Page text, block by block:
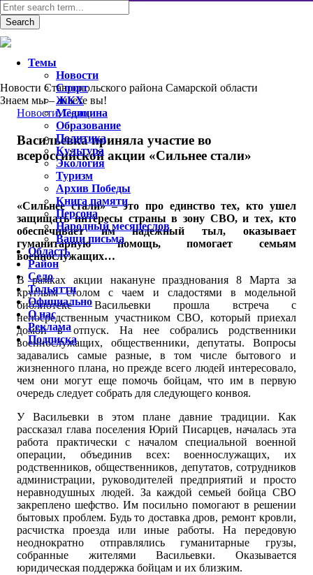
Новости Ставропольского района Самарской области
Знаем мы – знаете вы!
Новости,Село
Васильевка приняла участие во
всероссийской акции «Сильнее стали»
«Сильнее стали» – это про единство тех, кто ушел
защищать интересы страны в зону СВО, и тех, кто
обеспечивает им надежный тыл, оказывает
гуманитарную помощь, помогает семьям
военнослужащих…
В рамках акции накануне празднования 8 Марта за
круглым столом с чаем и сладостями в модельной
библиотеке Васильевки прошла встреча с
непосредственным участником СВО, который приехал
домой в отпуск. На нее собрались родственники
военнослужащих, общественники, депутаты. Вопросы
задавались самые разные, в том числе бытового и
жизненного плана, но прежде всего людей интересовало,
чем они могут еще помочь бойцам, что им в первую
очередь следует собрать для следующего конвоя.
У Васильевки в этом плане давние традиции. Как
рассказал глава поселения Юрий Писарцев, началась эта
работа практически с началом специальной военной
операции, объединив всех: военнослужащих, их
родственников, общественников, депутатов, сотрудников
администрации, руководителей предприятий и просто
неравнодушных людей. За каждой семьей бойца СВО
закреплено шефство. Им посильно помогают в решении
бытовых проблем. Будь то доставка дров, ремонт кровли,
расчистка проезда или иные работы. На передовую
неоднократно отправлялись гуманитарные грузы,
собранные жителями Васильевки. Оказывается
юридическая поддержка бойцам и их близким.
Темы
Новости
Спорт
ЖКХ
Медицина
Образование
Политика
Культура
Экология
Туризм
Архив Победы
Книга памяти
Персона
Народный месяцеслов
Ваши письма
Область
Район
Село
Тольятти
Официально
О нас
Реклама
Подписка